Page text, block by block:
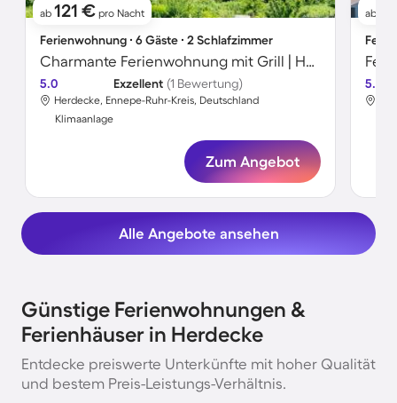
ab 121 € pro Nacht
Ferienwohnung ∙ 6 Gäste ∙ 2 Schlafzimmer
Charmante Ferienwohnung mit Grill | Hunde erlaubt
5.0 Exzellent (1 Bewertung)
Herdecke, Ennepe-Ruhr-Kreis, Deutschland
Klimaanlage
Zum Angebot
ab
5.0
Alle Angebote ansehen
Günstige Ferienwohnungen &
Ferienhäuser in Herdecke
Entdecke preiswerte Unterkünfte mit hoher Qualität
und bestem Preis-Leistungs-Verhältnis.